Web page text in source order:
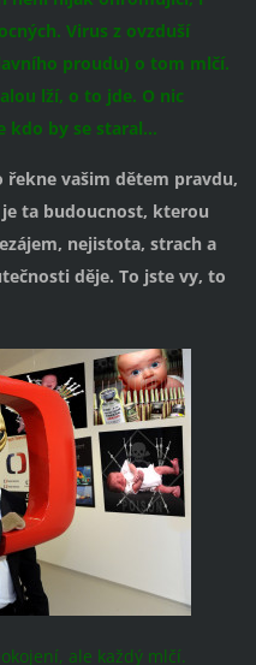
Virus z ovzduší
proudu) o tom mlčí.
lží, o to jde. O nic
kdo by se staral...
řekne vašim dětem pravdu,
ta budoucnost, kterou
nejistota, strach a
děje. To jste vy, to
ale každý mlčí.